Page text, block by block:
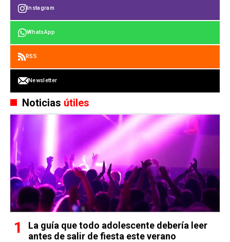
Instagram
WhatsApp
RSS
Newsletter
Noticias útiles
La guía que todo adolescente debería leer
antes de salir de fiesta este verano